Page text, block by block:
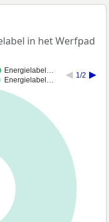
in het Werfpad
Energielabel…
Energielabel…
1/2